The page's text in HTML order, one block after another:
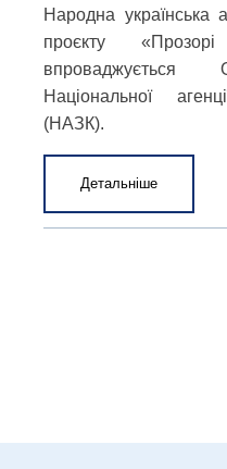
Народна українська
проєкту
впроваджується
Національної
(НАЗК).
Детальніше